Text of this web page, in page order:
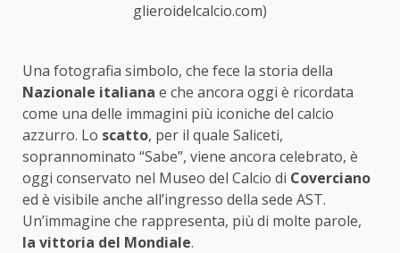
glieroidelcalcio.com)
Una fotografia simbolo, che fece la storia della
Nazionale italiana e che ancora oggi è ricordata
come una delle immagini più iconiche del calcio
azzurro. Lo scatto, per il quale Saliceti,
soprannominato “Sabe”, viene ancora celebrato, è
oggi conservato nel Museo del Calcio di Coverciano
ed è visibile anche all’ingresso della sede AST.
Un’immagine che rappresenta, più di molte parole,
la vittoria del Mondiale.